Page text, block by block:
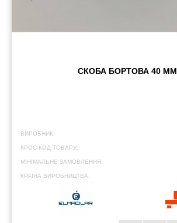
СКОБА БОРТОВА 40 ММ
ВИРОБНИК:
КРОС-КОД ТОВАРУ:
МІНІМАЛЬНЕ ЗАМОВЛЕННЯ:
КРАЇНА ВИРОБНИЦТВА: